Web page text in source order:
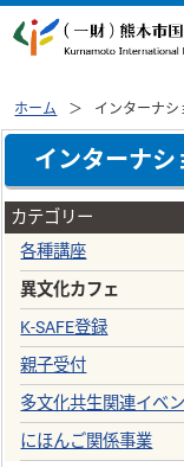
ホーム インターナ
インターナ
カテゴリー
各種講座
異文化カフェ
K-SAFE登録
親子受付
多文化共生関連イベ
にほんご関係事業